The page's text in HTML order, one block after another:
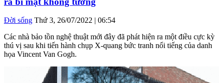
Đời sống Thứ 3, 26/07/2022 | 06:54
Các nhà bảo tồn nghệ thuật mới đây đã phát hiện ra một điều cực kỳ
thú vị sau khi tiến hành chụp X-quang bức tranh nổi tiếng của danh
họa Vincent Van Gogh.